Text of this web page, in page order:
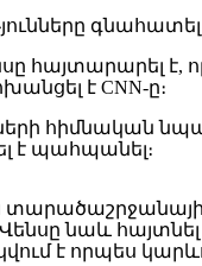
ը հայտարարել է,
է CNN-ը։
հիմնական
է պահպանել։
նաև
է որպես